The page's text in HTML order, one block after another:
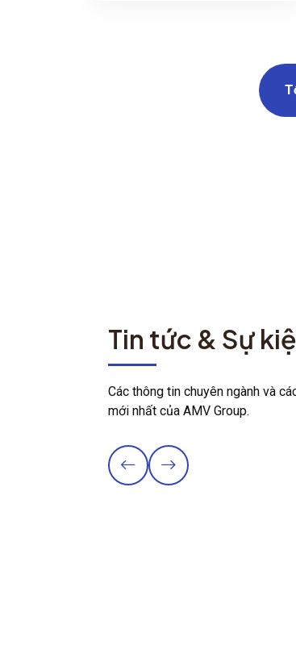
Tin tức & Sự
Các thông tin chuyên ngành và
mới nhất của AMV Group.
AMV triển khai gói "Vaccine
viên công ty Hanvina
Thời gian: 11/06/2026 |